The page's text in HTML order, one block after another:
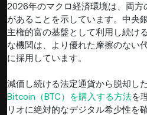
2026年のマクロ経済環境は、両方
があることを示しています。中央
主権的富の基盤として利用し続け
な機関は、より優れた摩擦のない
に採用しています。
減価し続ける法定通貨から脱却し
Bitcoin（BTC）を購入する方法を
リオに絶対的なデジタル希少性を